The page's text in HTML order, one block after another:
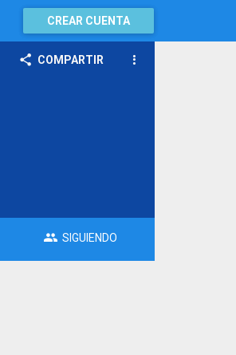
CREAR CUENTA
COMPARTIR
SIGUIENDO